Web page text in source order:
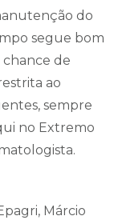
do
segue bom
chance de
ao
sempre
no Extremo
Márcio